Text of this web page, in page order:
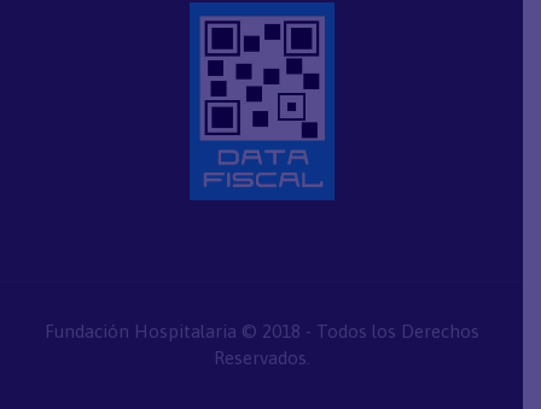
Fundación Hospitalaria © 2018 - Todos los Derechos
Reservados.